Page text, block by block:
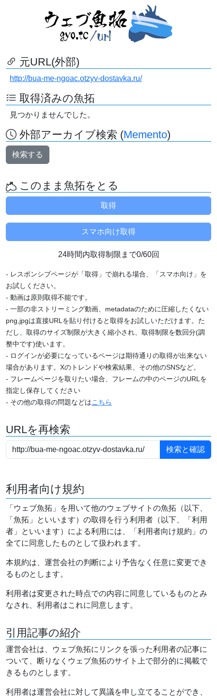
元URL(外部)
http://bua-me-ngoac.otzyv-dostavka.ru/
取得済みの魚拓
見つかりませんでした。
外部アーカイブ検索 (Memento)
検索する
このまま魚拓をとる
24時間内取得制限まで0/60回
- レスポンシブページが「取得」で崩れる場合、「スマホ向け」を
お試しください。
- 動画は原則取得不能です。
- 一部の非ストリーミング動画、metadataのために圧縮したくない
png,jpgは直接URLを貼り付けると取得をお試しいただけます。た
だし、取得のサイズ制限が大きく縮小され、取得制限を数回分(調
整中です)使います。
- ログインが必要になっているページは期待通りの取得が出来ない
場合があります。Xのトレンドや検索結果、その他のSNSなど。
- フレームページを取りたい場合、フレームの中のページのURLを
指定し保存してください
- その他の取得の問題などはこちら
URLを再検索
利用者向け規約
「ウェブ魚拓」を用いて他のウェブサイトの魚拓（以下、
「魚拓」といいます）の取得を行う利用者（以下、「利用
者」といいます）による利用には、「利用者向け規約」の
全てに同意したものとして扱われます。
本規約は、運営会社の判断により予告なく任意に変更でき
るものとします。
利用者は変更された時点での内容に同意しているものとみ
なされ、利用者はこれに同意します。
引用記事の紹介
運営会社は、ウェブ魚拓にリンクを張った利用者の記事に
ついて、断りなくウェブ魚拓のサイト上で部分的に掲載で
きるものとします。
利用者は運営会社に対して異議を申し立てることができ、